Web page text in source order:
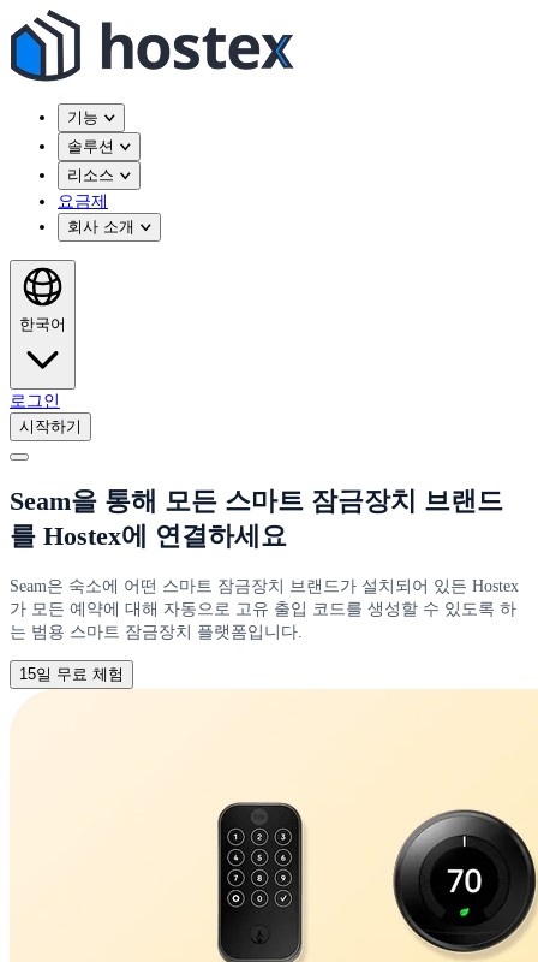
기능
솔루션
리소스
요금제
회사 소개
한국어
로그인
시작하기
Seam을 통해 모든 스마트 잠금장치 브랜드
를 Hostex에 연결하세요
Seam은 숙소에 어떤 스마트 잠금장치 브랜드가 설치되어 있든 Hostex
가 모든 예약에 대해 자동으로 고유 출입 코드를 생성할 수 있도록 하
는 범용 스마트 잠금장치 플랫폼입니다.
15일 무료 체험